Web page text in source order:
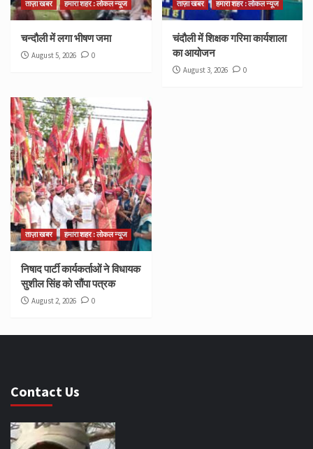
ताज़ा खबर हमारा शहर : लोकल न्यूज
चन्दौली में लगा भीषण जमा
August 5, 2026 0
ताज़ा खबर हमारा शहर : लोकल न्यूज
चंदौली में शिक्षक गरिमा कार्यशाला
का आयोजन
August 3, 2026 0
ताज़ा खबर हमारा शहर : लोकल न्यूज
निषाद पार्टी कार्यकर्ताओं ने विधायक
सुशील सिंह को सौंपा पत्रक
August 2, 2026 0
Contact Us